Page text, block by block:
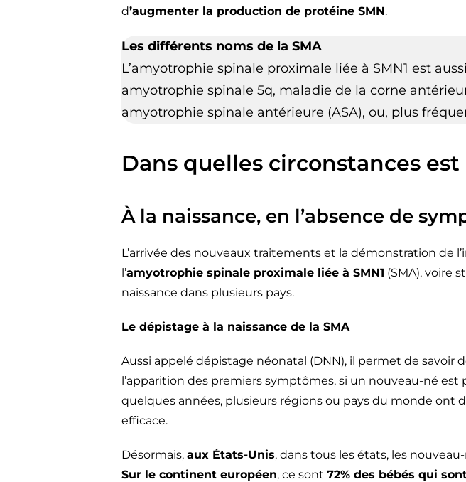
d’augmenter la production de protéine SMN.
Les différents noms de la SMA
L’amyotrophie spinale proximale liée à SMN1 est aussi
amyotrophie spinale 5q, maladie de la corne
amyotrophie spinale antérieure (ASA), ou, plus
Dans quelles circonstances
À la naissance, en l’absence de
L’arrivée des nouveaux traitements et la démonstration de
l’amyotrophie spinale proximale liée à SMN1 (SMA), voire
naissance dans plusieurs pays.
Le dépistage à la naissance de la SMA
Aussi appelé dépistage néonatal (DNN), il permet de savoir
l’apparition des premiers symptômes, si un nouveau-né
quelques années, plusieurs régions ou pays du monde ont
efficace.
Désormais, aux États-Unis, dans tous les états, les
Sur le continent européen, ce sont 72% des bébés qui